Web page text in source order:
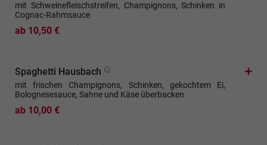
mit Schweinefleischstreifen, Champignons, Schinken in
Cognac-Rahmsauce
ab 10,50 €
Spaghetti Hausbach
mit frischen Champignons, Schinken, gekochtem Ei,
Bolognesesauce, Sahne und Käse überbacken
ab 10,00 €